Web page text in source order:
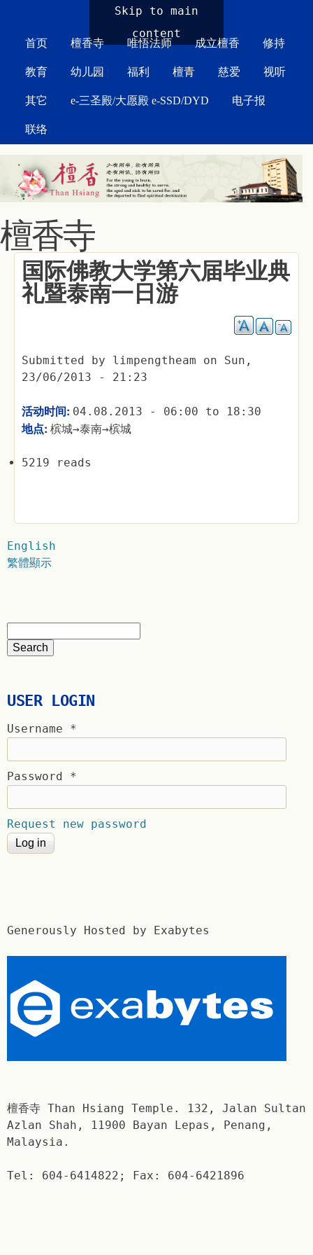
Skip to main
content
首页 檀香寺 唯悟法师 成立檀香 修持
教育 幼儿园 福利 檀青 慈爱 视听
其它 e-三圣殿/大愿殿 e-SSD/DYD 电子报
联络
檀香寺
国际佛教大学第六届毕业典
礼暨泰南一日游
Submitted by limpengtheam on Sun,
23/06/2013 - 21:23
活动时间: 04.08.2013 - 06:00 to 18:30
地点: 槟城→泰南→槟城
5219 reads
English
繁體顯示
USER LOGIN
Username *
Password *
Request new password
Generously Hosted by Exabytes
檀香寺 Than Hsiang Temple. 132, Jalan Sultan
Azlan Shah, 11900 Bayan Lepas, Penang,
Malaysia.
Tel: 604-6414822; Fax: 604-6421896